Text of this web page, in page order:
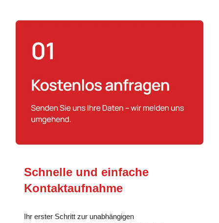
Schnelle und einfache
Kontaktaufnahme
Ihr erster Schritt zur unabhängigen